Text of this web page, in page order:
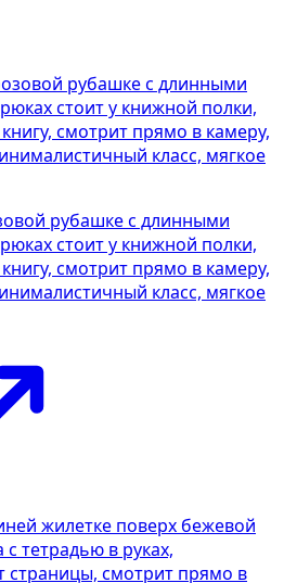
рубашке с длинными
стоит у книжной полки,
смотрит прямо в камеру,
класс, мягкое